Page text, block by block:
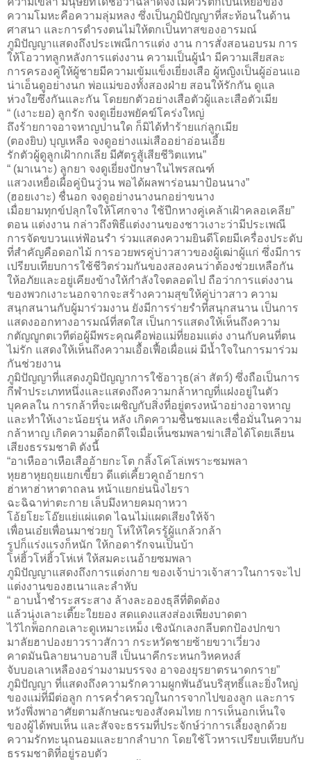
ความโมหะคือความลุ่มหลง ซึ่งเป็นภูมิปัญญาที่สะท้อนในด้าน
ศาสนา และการดำรงตนไม่ให้ตกเป็นทาสของอารมณ์
ภูมิปัญญาแสดงถึงประเพณีการแต่ง งาน การสั่งสอนอบรม การ
ให้โอวาทลูกหลังการแต่งงาน ความเป็นผู้นำ มีความเสียสละ
การครองคู่ให้ผู้ชายมีความเข้มแข็งเยี่ยงเสือ ผู้หญิงเป็นผู้อ่อนแอ
น่าเอ็นดูอย่างนก พ่อแม่ของทั้งสองฝ่าย สอนให้รักกัน ดูแล
ห่วงใยซึ่งกันและกัน โดยยกตัวอย่างเสือตัวผู้และเสือตัวเมีย
“ (เงาะยอ) ลูกรัก จงดูเยี่ยงพยัคฆ์โคร่งใหญ่
ถึงร้ายกาจอาจหาญปานใด ก็มิได้ทำร้ายแก่ลูกเมีย
(ตองยิบ) บุญเหลือ จงดูอย่างแม่เสืออย่าอ่อนเอี้ย
รักตัวผู้ดูลูกเฝ้ากกเลีย มีศัตรูสู้เสียชีวิตแทน”
“ (มาเนาะ) ลูกยา จงดูเยี่ยงปักษาในไพรสณฑ์
แสวงเหยื่อเผื่อคู่บินวู่วน พอได้ผลพาร่อนมาป้อนนาง”
(ฮอยเงาะ) ชื่นอก จงดูอย่างนางนกอย่าขนาง
เมื่อยามทุกข์ปลุกใจให้โศกจาง ใช้ปีกหางคู่เคล้าเฝ้าคลอเคลีย”
ตอน แต่งงาน กล่าวถึงพิธีแต่งงานของชาวเงาะว่ามีประเพณี
การจัดขบวนแห่ฟ้อนรำ ร่วมแสดงความยินดีโดยมีเครื่องประดับ
ที่สำคัญคือดอกไม้ การอวยพรคู่บ่าวสาวของผู้เฒ่าผู้แก่ ซึ่งมีการ
เปรียบเทียบการใช้ชีวิตร่วมกันของสองคนว่าต้องช่วยเหลือกัน
ให้อภัยและอยู่เคียงข้างให้กำลังใจตลอดไป ถือว่าการแต่งงาน
ของพวกเงาะนอกจากจะสร้างความสุขให้คู่บ่าวสาว ความ
สนุกสนานกับผู้มาร่วมงาน ยังมีการร่ายรำที่สนุกสนาน เป็นการ
แสดงออกทางอารมณ์ที่สดใส เป็นการแสดงให้เห็นถึงความ
กตัญญูกตเวทีต่อผู้มีพระคุณคือพ่อแม่ที่ยอมแต่ง งานกับคนที่ตน
ไม่รัก แสดงให้เห็นถึงความเอื้อเฟื้อเผื่อแผ่ มีน้ำใจในการมาร่วม
กันช่วยงาน
ภูมิปัญญาที่แสดงภูมิปัญญาการใช้อาวุธ(ล่า สัตว์) ซึ่งถือเป็นการ
กีฬาประเภทหนึ่งและแสดงถึงความกล้าหาญที่แฝงอยู่ในตัว
บุคคลใน การกล้าที่จะเผชิญกับสิ่งที่อยู่ตรงหน้าอย่างอาจหาญ
และทำให้เงาะน้อยรุ่น หลัง เกิดความชื่นชมและเชื่อมั่นในความ
กล้าหาญ เกิดความดีอกดีใจเมื่อเห็นซมพลาฆ่าเสือได้โดยเลียน
เสียงธรรมชาติ ดังนี้
“อาเหืออาเหือเสืออ้ายกะโต กลิ้งโค่โล่เพราะซมพลา
หุยฮาหุยถุยแยกเขี้ยว ดีแต่เคี้ยวคูถอ้ายกรา
ฮ่าหาฮ่าหาตาถลน หน้าแยกย่นนิ่งไยรา
ฉะฉิฉาท่าตะกาย เล็บมึงหายคมฤาหวา
โอ้ยโยะโอ๊ยแย่แผ่แดด ไฉนไม่แผดเสียงให้จ้า
เพื่อนเอ๋ยเพื่อนมาช่วยกู โห่ให้ใครรู้ผู้แกล้วกล้า
รูปก็แร่งแรงก็หนัก ให้กอดารักจนเป็นบ้า
โห่ฮิ้วโห่ฮิ้วโห่เห่ ให้สมคะเนอ้ายซมพลา
ภูมิปัญญาแสดงถึงการแต่งกาย ของเจ้าบ่าวเจ้าสาวในการจะไป
แต่งงานของฮเนาและลำหับ
“ อาบน้ำชำระสระสาง ล้างละอองธุลีที่ติดต้อง
แล้วนุ่งเลาะเตี๊ยะใยยอง สดแดงแสงส่องเพียงบาดตา
ไว้ไกพ็อกกอเลาะดูเหมาะเหม็ง เชิงนักเลงกลีบตกป้องปกขา
มาลัยฮาปองยาวราวสักวา กระหวัดชายซ้ายขวาเวี่ยวง
คาดมันนิลายนาบอาบสี เป็นนาคีกระหนกวิหคหงส์
จับบอเลาเหลืองอร่ามงามบรรจง อาจองยุรยาตรนาดกราย”
ภูมิปัญญา ที่แสดงถึงความรักความผูกพันอันบริสุทธิ์และยิ่งใหญ่
ของแม่ที่มีต่อลูก การคร่ำครวญในการจากไปของลูก และการ
หวังพึ่งพาอาศัยตามลักษณะของสังคมไทย การเห็นอกเห็นใจ
ของผู้ได้พบเห็น และสัจจะธรรมที่ประจักษ์ว่าการเลี้ยงลูกด้วย
ความรักทะนุถนอมและยากลำบาก โดยใช้โวหารเปรียบเทียบกับ
ธรรมชาติที่อยู่รอบตัว